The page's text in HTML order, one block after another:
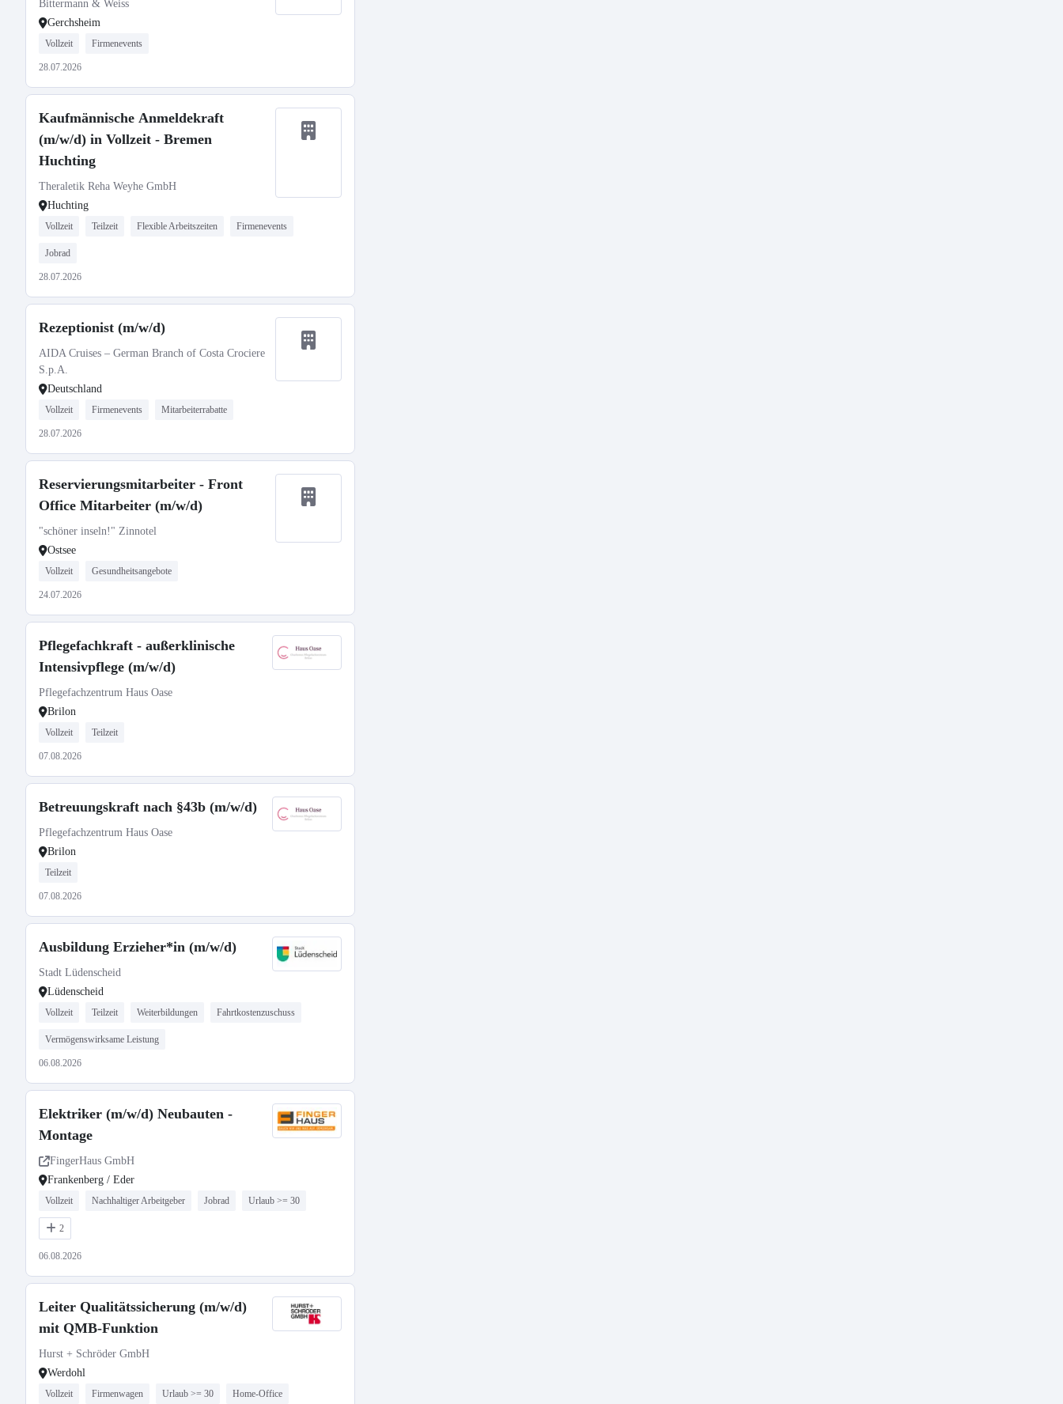
Bittermann & Weiss
Gerchsheim
Vollzeit Firmenevents
28.07.2026
Kaufmännische Anmeldekraft
(m/w/d) in Vollzeit - Bremen
Huchting
Theraletik Reha Weyhe GmbH
Huchting
Vollzeit Teilzeit Flexible Arbeitszeiten Firmenevents
Jobrad
28.07.2026
Rezeptionist (m/w/d)
AIDA Cruises – German Branch of Costa Crociere
S.p.A.
Deutschland
Vollzeit Firmenevents Mitarbeiterrabatte
28.07.2026
Reservierungsmitarbeiter - Front
Office Mitarbeiter (m/w/d)
"schöner inseln!" Zinnotel
Ostsee
Vollzeit Gesundheitsangebote
24.07.2026
Pflegefachkraft - außerklinische
Intensivpflege (m/w/d)
Pflegefachzentrum Haus Oase
Brilon
Vollzeit Teilzeit
07.08.2026
Betreuungskraft nach §43b (m/w/d)
Pflegefachzentrum Haus Oase
Brilon
Teilzeit
07.08.2026
Ausbildung Erzieher*in (m/w/d)
Stadt Lüdenscheid
Lüdenscheid
Vollzeit Teilzeit Weiterbildungen Fahrtkostenzuschuss
Vermögenswirksame Leistung
06.08.2026
Elektriker (m/w/d) Neubauten -
Montage
FingerHaus GmbH
Frankenberg / Eder
Vollzeit Nachhaltiger Arbeitgeber Jobrad Urlaub >= 30
2
06.08.2026
Leiter Qualitätssicherung (m/w/d)
mit QMB-Funktion
Hurst + Schröder GmbH
Werdohl
Vollzeit Firmenwagen Urlaub >= 30 Home-Office